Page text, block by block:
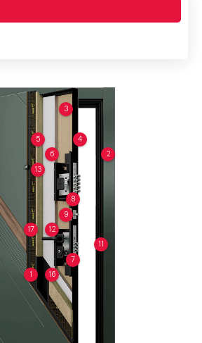
1
2
3
4
5
6
7
8
9
11
12
13
16
17